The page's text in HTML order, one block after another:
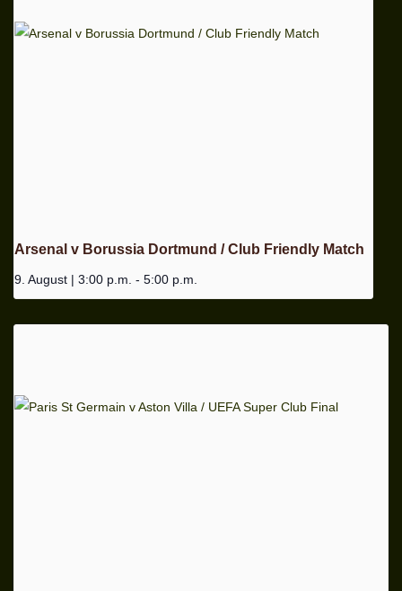
Arsenal v Borussia Dortmund / Club Friendly Match
9. August | 3:00 p.m. - 5:00 p.m.